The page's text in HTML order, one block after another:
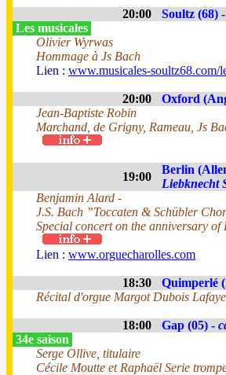
20:00 Soultz (68) -
Les musicales
Olivier Wyrwas
Hommage à Js Bach
Lien : www.musicales-soultz68.com/
20:00 Oxford
Jean-Baptiste Robin
Marchand, de Grigny, Rameau, Js
19:00
Berlin
Liebknecht
Benjamin Alard -
J.S. Bach ”Toccaten & Schübler
Special concert on the anniversary of
Lien : www.orguecharolles.com
18:30
Quimperlé
Récital d'orgue Margot Dubois Lafaye
18:00 Gap (05) -
34e saison
Serge Ollive, titulaire
Cécile Moutte et Raphaël Serie